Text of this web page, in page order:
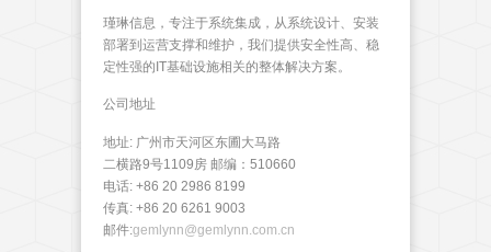
瑾琳信息，专注于系统集成，从系统设计、安装
部署到运营支撑和维护，我们提供安全性高、稳
定性强的IT基础设施相关的整体解决方案。
公司地址
地址: 广州市天河区东圃大马路
二横路9号1109房 邮编：510660
电话: +86 20 2986 8199
传真: +86 20 6261 9003
邮件:gemlynn@gemlynn.com.cn